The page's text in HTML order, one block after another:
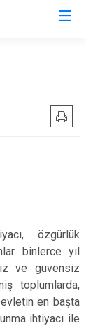
özgürlük
binlerce yıl
ve güvensiz
toplumlarda,
en başta
ihtiyacı ile